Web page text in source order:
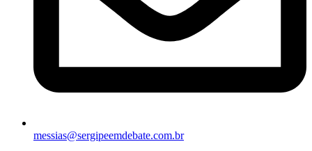
messias@sergipeemdebate.com.br